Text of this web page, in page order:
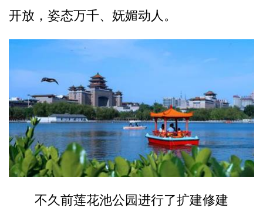
开放，姿态万千、妩媚动人。
不久前莲花池公园进行了扩建修建